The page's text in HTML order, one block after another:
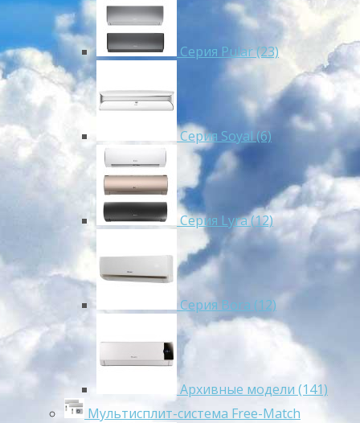
Серия Pular (23)
Cерия Soyal (6)
Серия Lyra (12)
Серия Bora (12)
Архивные модели (141)
Мультисплит-система Free-Match